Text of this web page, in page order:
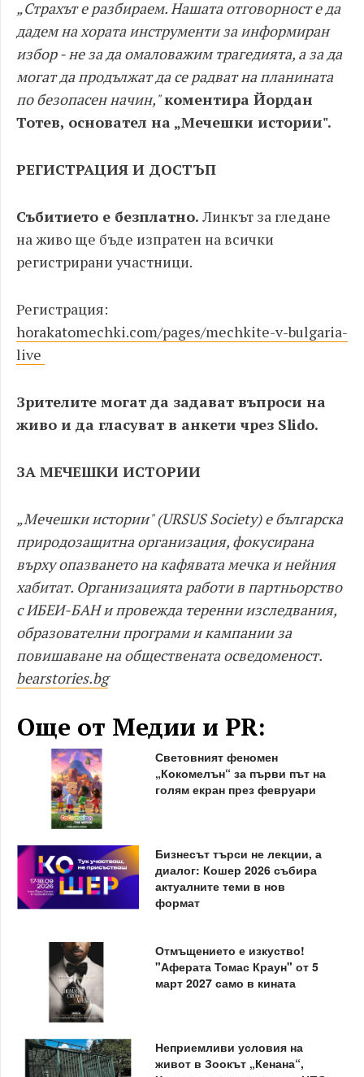
„Страхът е разбираем. Нашата отговорност е да
дадем на хората инструменти за информиран
избор - не за да омаловажим трагедията, а за да
могат да продължат да се радват на планината
по безопасен начин,"коментира Йордан
Тотев, основател на „Мечешки истории".
РЕГИСТРАЦИЯ И ДОСТЪП
Събитието е безплатно. Линкът за гледане
на живо ще бъде изпратен на всички
регистрирани участници.
Регистрация:
horakatomechki.com/pages/mechkite-v-bulgaria-
live
Зрителите могат да задават въпроси на
живо и да гласуват в анкети чрез Slido.
ЗА МЕЧЕШКИ ИСТОРИИ
„Мечешки истории" (URSUS Society) е българска
природозащитна организация, фокусирана
върху опазването на кафявата мечка и нейния
хабитат. Организацията работи в партньорство
с ИБЕИ-БАН и провежда теренни изследвания,
образователни програми и кампании за
повишаване на обществената осведоменост.
bearstories.bg
Още от Медии и PR:
Световният феномен
„Кокомелън“ за първи път на
голям екран през февруари
Бизнесът търси не лекции, а
диалог: Кошер 2026 събира
актуалните теми в нов
формат
Отмъщението е изкуство!
"Аферата Томас Краун" от 5
март 2027 само в кината
Неприемливи условия на
живот в Зоокът „Кенана“,